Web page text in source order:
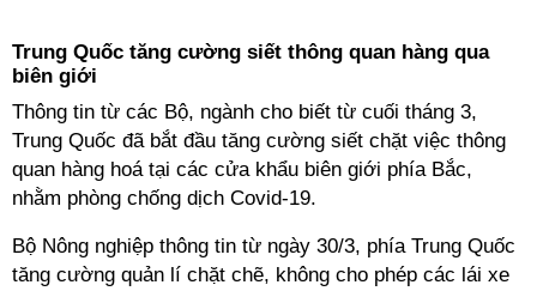
Trung Quốc tăng cường siết thông quan hàng qua
biên giới
Thông tin từ các Bộ, ngành cho biết từ cuối tháng 3,
Trung Quốc đã bắt đầu tăng cường siết chặt việc thông
quan hàng hoá tại các cửa khẩu biên giới phía Bắc,
nhằm phòng chống dịch Covid-19.
Bộ Nông nghiệp thông tin từ ngày 30/3, phía Trung Quốc
tăng cường quản lí chặt chẽ, không cho phép các lái xe